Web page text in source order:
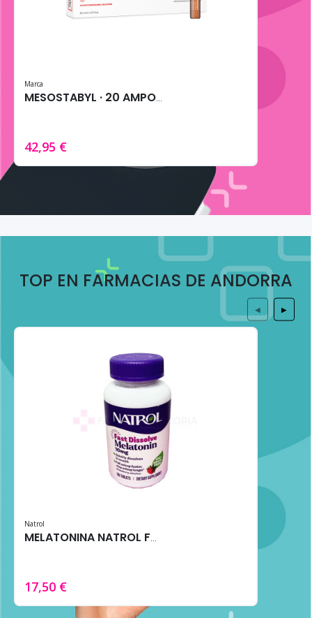
Marca
MESOSTABYL · 20 AMPOLLAS DE 5MG
42,95 €
TOP EN FARMACIAS DE ANDORRA
Natrol
MELATONINA NATROL FAST DISSOLVE 10MG 100 TABS FRESA
17,50 €
◀ ▶